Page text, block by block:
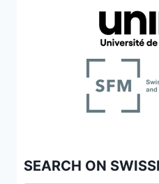
SEARCH ON